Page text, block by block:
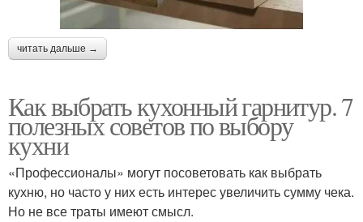
читать дальше →
Как выбрать кухонный гарнитур. 7
полезных советов по выбору
кухни
«Профессионалы» могут посоветовать как выбрать
кухню, но часто у них есть интерес увеличить сумму чека.
Но не все траты имеют смысл.